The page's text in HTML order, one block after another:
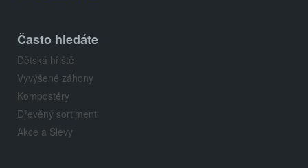
Často hledáte
Dětská hřiště
Vyvýšené záhony
Kompostéry
Dřevěný sortiment
Akce a Slevy